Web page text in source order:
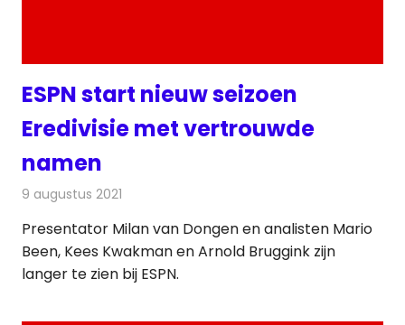
ESPN start nieuw seizoen
Eredivisie met vertrouwde
namen
9 augustus 2021
Presentator Milan van Dongen en analisten Mario
Been, Kees Kwakman en Arnold Bruggink zijn
langer te zien bij ESPN.